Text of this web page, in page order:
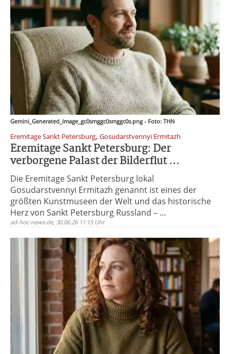
Gemini_Generated_Image_gc0smggc0smggc0s.png - Foto: THN
Eremitage Sankt Petersburg, Gosudarstvennyi Ermitazh
Eremitage Sankt Petersburg: Der
verborgene Palast der Bilderflut ...
Die Eremitage Sankt Petersburg lokal
Gosudarstvennyi Ermitazh genannt ist eines der
größten Kunstmuseen der Welt und das historische
Herz von Sankt Petersburg Russland – ...
ad-hoc-news.de, 30.06.26 11:15 Uhr